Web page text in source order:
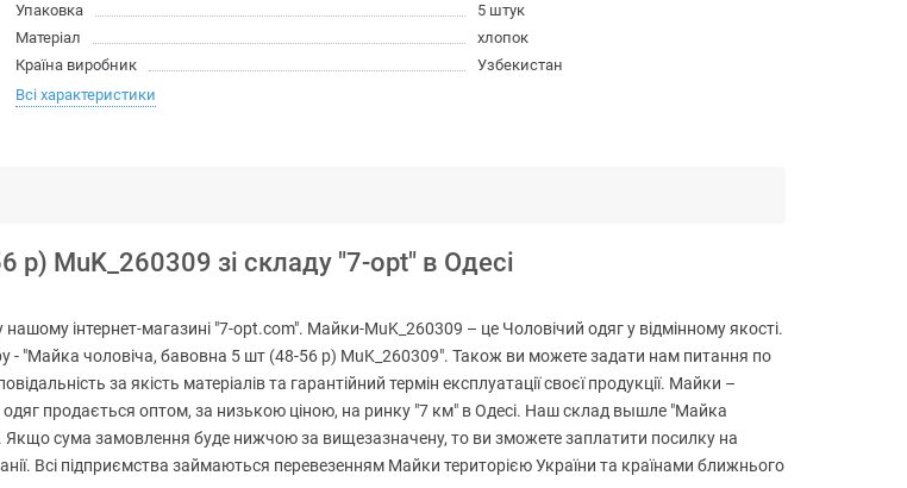
Упаковка
5 штук
Матеріал
хлопок
Країна виробник
Узбекистан
Всі характеристики
MuK_260309 зі складу "7-opt" в Одесі
інтернет-магазині "7-opt.com". Майки-MuK_260309 – це Чоловічий одяг у відмінному якості.
- "Майка чоловіча, бавовна 5 шт (48-56 р) MuK_260309". Також ви можете задати нам питання по
за якість матеріалів та гарантійний термін експлуатації своєї продукції. Майки –
продається оптом, за низькою ціною, на ринку "7 км" в Одесі. Наш склад вышле "Майка
Якщо сума замовлення буде нижчою за вищезазначену, то ви зможете заплатити посилку на
Всі підприємства займаються перевезенням Майки територією України та країнами ближнього